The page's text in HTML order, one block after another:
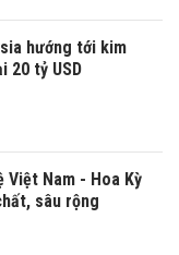
hướng tới kim
20 tỷ USD
Việt Nam - Hoa Kỳ
sâu rộng